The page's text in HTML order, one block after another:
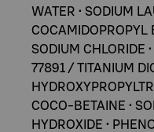
WATER • SODIUM
COCAMIDOPROPYL
SODIUM CHLORIDE
77891 / TITANIUM
COCO-BETAINE •
HYDROXIDE •